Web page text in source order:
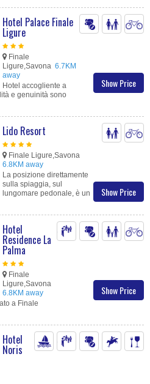
Show Price
Hotel Palace Finale
Ligure
Finale
Ligure,Savona 6.7KM
away
Hotel accogliente a
e genuinità sono
Show Price
Lido Resort
Finale Ligure,Savona
6.8KM away
La posizione direttamente
sulla spiaggia, sul
lungomare pedonale, è un
Show Price
Hotel
Residence La
Palma
Finale
Ligure,Savona
6.8KM away
a Finale
Hotel
Noris